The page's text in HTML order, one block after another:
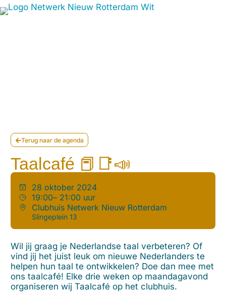
Terug naar de agenda
Taalcafé 📕📑📣
28 oktober 2024
19:00– 21:00 uur
Clubhuis Netwerk Nieuw Rotterdam
Slingeplein 13
Wil jij graag je Nederlandse taal verbeteren? Of
vind jij het juist leuk om nieuwe Nederlanders te
helpen hun taal te ontwikkelen? Doe dan mee met
ons taalcafé! Elke drie weken op maandagavond
organiseren wij Taalcafé op het clubhuis.